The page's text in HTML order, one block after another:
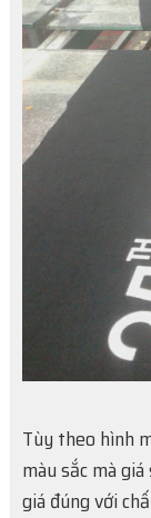
Tùy theo hình
màu sắc mà
giá đúng với